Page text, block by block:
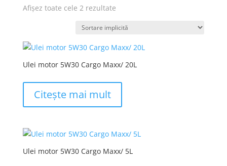
Afișez toate cele 2 rezultate
Ulei motor 5W30 Cargo Maxx/ 20L
Citește mai mult
Ulei motor 5W30 Cargo Maxx/ 5L